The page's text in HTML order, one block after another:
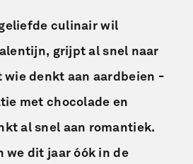
culinair wil
grijpt al snel naar
wie denkt aan aardbeien -
met chocolade en
al snel aan romantiek.
we dit jaar óók in de